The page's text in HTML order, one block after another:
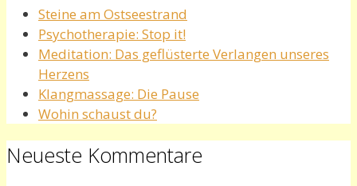
Steine am Ostseestrand
Psychotherapie: Stop it!
Meditation: Das geflüsterte Verlangen unseres
Herzens
Klangmassage: Die Pause
Wohin schaust du?
Neueste Kommentare